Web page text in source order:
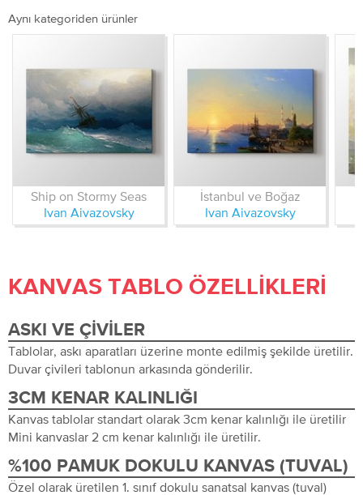
Aynı kategoriden ürünler
Ship on Stormy Seas
Ivan Aivazovsky
İstanbul ve Boğaz
Ivan Aivazovsky
KANVAS TABLO ÖZELLIKLERI
ASKI VE ÇIVILER
Tablolar, askı aparatları üzerine monte edilmiş şekilde üretilir.
Duvar çivileri tablonun arkasında gönderilir.
3CM KENAR KALINLIĞI
Kanvas tablolar standart olarak 3cm kenar kalınlığı ile üretilir
Mini kanvaslar 2 cm kenar kalınlığı ile üretilir.
%100 PAMUK DOKULU KANVAS (TUVAL)
Özel olarak üretilen 1. sınıf dokulu sanatsal kanvas (tuval)